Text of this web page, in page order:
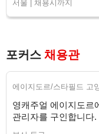
서울 | 채용시까지
포커스 채용관
에이지도르/스타필드 고
영캐주얼 에이지도르
관리자를 구인합니다.